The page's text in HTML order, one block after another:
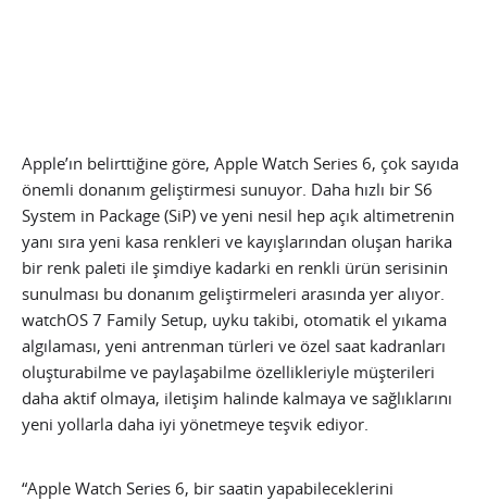
Apple’ın belirttiğine göre, Apple Watch Series 6, çok sayıda
önemli donanım geliştirmesi sunuyor. Daha hızlı bir S6
System in Package (SiP) ve yeni nesil hep açık altimetrenin
yanı sıra yeni kasa renkleri ve kayışlarından oluşan harika
bir renk paleti ile şimdiye kadarki en renkli ürün serisinin
sunulması bu donanım geliştirmeleri arasında yer alıyor.
watchOS 7 Family Setup, uyku takibi, otomatik el yıkama
algılaması, yeni antrenman türleri ve özel saat kadranları
oluşturabilme ve paylaşabilme özellikleriyle müşterileri
daha aktif olmaya, iletişim halinde kalmaya ve sağlıklarını
yeni yollarla daha iyi yönetmeye teşvik ediyor.
“Apple Watch Series 6, bir saatin yapabileceklerini